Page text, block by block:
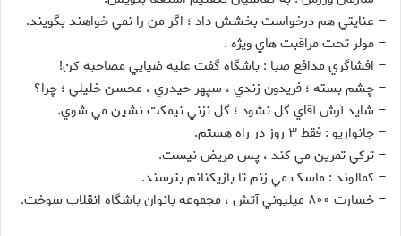
– عنايتي هم درخواست بخشش داد ؛ اگر من را نمي خواهند بگويند.
– مولر تحت مراقبت هاي ويژه .
– افشاگري مدافع صبا : باشگاه گفت عليه ضيايي مصاحبه کن!
– چشم بسته ؛ فريدون زندي ، سپهر حيدري ، محسن خليلي ؛ چرا؟
– شايد آرش آقاي گل نشود ؛ گل نزني نيمکت نشين مي شوي.
– جانواريو : فقط ۳ روز در راه هستم.
– ترکي تمرين مي کند ، پس مريض نيست.
– کمالوند : ماسک مي زنم تا بازيکنانم بترسند.
– خسارت ۸۰۰ ميليوني آتش ، مجموعه بانوان باشگاه انقلاب سوخت.